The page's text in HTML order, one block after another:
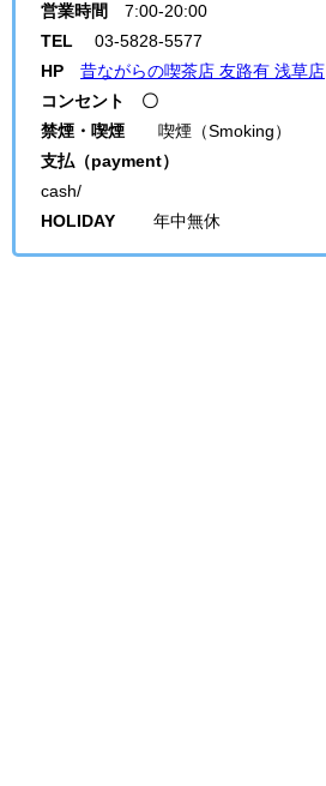
営業時間
7:00-20:00
TEL 03-5828-5577
HP 昔ながらの喫茶店 友路有 浅草店
コンセント 〇
禁煙・喫煙 喫煙（Smoking）
支払（payment）
cash/
HOLIDAY 年中無休